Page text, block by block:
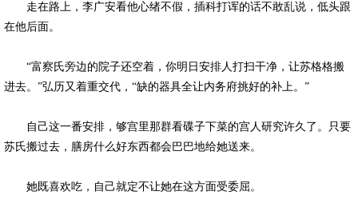
走在路上，李广安看他心绪不假，插科打诨的话不敢乱说，低头跟
在他后面。
“富察氏旁边的院子还空着，你明日安排人打扫干净，让苏格格搬
进去。”弘历又着重交代，“缺的器具全让内务府挑好的补上。”
自己这一番安排，够宫里那群看碟子下菜的宫人研究许久了。只要
苏氏搬过去，膳房什么好东西都会巴巴地给她送来。
她既喜欢吃，自己就定不让她在这方面受委屈。